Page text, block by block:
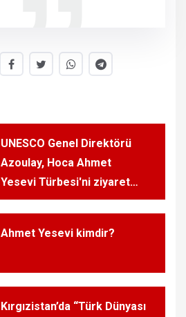
UNESCO Genel Direktörü
Azoulay, Hoca Ahmet
Yesevi Türbesi'ni ziyaret
etti
Ahmet Yesevi kimdir?
Kırgızistan’da “Türk Dünyası